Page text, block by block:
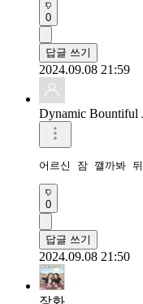
0
답글 쓰기
2024.09.08 21:59
Dynamic Bountiful
어르신 잠 깰까봐
0
답글 쓰기
2024.09.08 21:50
장화